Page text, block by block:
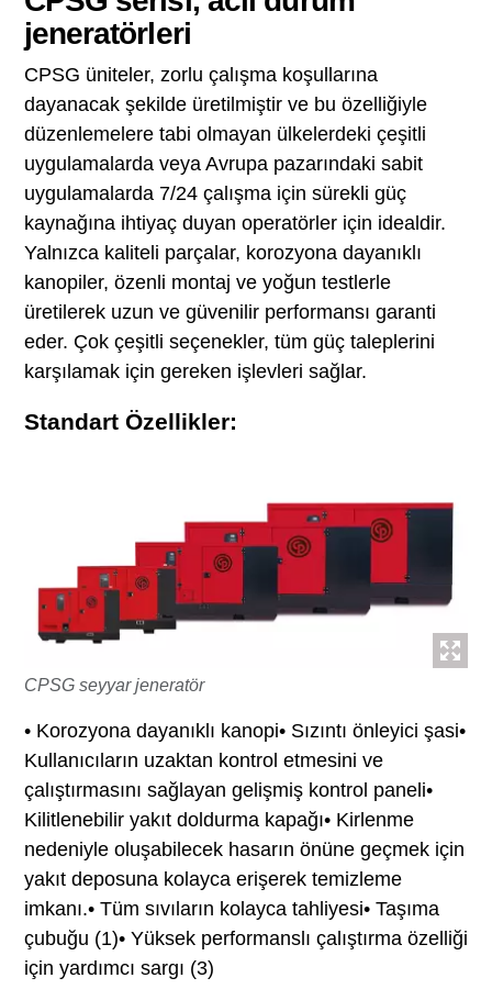
jeneratörleri
CPSG üniteler, zorlu çalışma koşullarına
dayanacak şekilde üretilmiştir ve bu özelliğiyle
düzenlemelere tabi olmayan ülkelerdeki çeşitli
uygulamalarda veya Avrupa pazarındaki sabit
uygulamalarda 7/24 çalışma için sürekli güç
kaynağına ihtiyaç duyan operatörler için idealdir.
Yalnızca kaliteli parçalar, korozyona dayanıklı
kanopiler, özenli montaj ve yoğun testlerle
üretilerek uzun ve güvenilir performansı garanti
eder. Çok çeşitli seçenekler, tüm güç taleplerini
karşılamak için gereken işlevleri sağlar.
Standart Özellikler:
CPSG seyyar jeneratör
• Korozyona dayanıklı kanopi• Sızıntı önleyici şasi•
Kullanıcıların uzaktan kontrol etmesini ve
çalıştırmasını sağlayan gelişmiş kontrol paneli•
Kilitlenebilir yakıt doldurma kapağı• Kirlenme
nedeniyle oluşabilecek hasarın önüne geçmek için
yakıt deposuna kolayca erişerek temizleme
imkanı.• Tüm sıvıların kolayca tahliyesi• Taşıma
çubuğu (1)• Yüksek performanslı çalıştırma özelliği
için yardımcı sargı (3)